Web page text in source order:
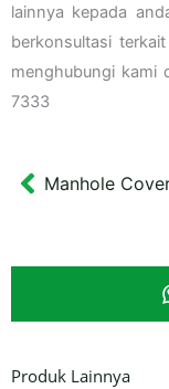
lainnya kepada
berkonsultasi
menghubungi
7333
Prev
Produk Lainnya